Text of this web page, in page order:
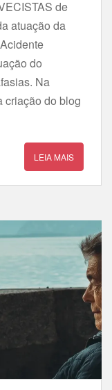
de
atuação da
do
Na
criação do blog
LEIA MAIS